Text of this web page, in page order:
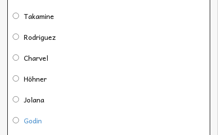
Takamine
Rodriguez
Charvel
Höhner
Jolana
Godin